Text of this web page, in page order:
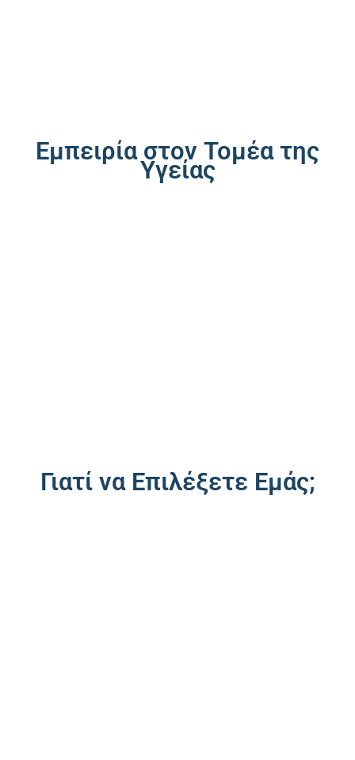
Εμπειρία στον Τομέα της
Υγείας
Γιατί να Επιλέξετε Εμάς;